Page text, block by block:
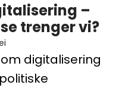
–
trenger vi?
digitalisering